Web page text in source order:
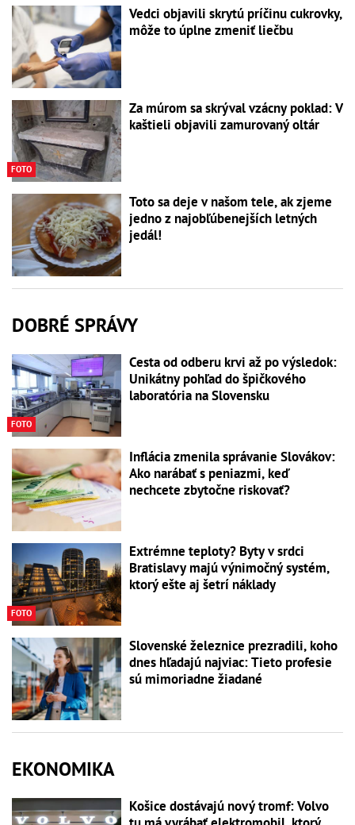
Vedci objavili skrytú príčinu cukrovky,
môže to úplne zmeniť liečbu
FOTO
Za múrom sa skrýval vzácny poklad: V
kaštieli objavili zamurovaný oltár
Toto sa deje v našom tele, ak zjeme
jedno z najobľúbenejších letných
jedál!
DOBRÉ SPRÁVY
FOTO
Cesta od odberu krvi až po výsledok:
Unikátny pohľad do špičkového
laboratória na Slovensku
Inflácia zmenila správanie Slovákov:
Ako narábať s peniazmi, keď
nechcete zbytočne riskovať?
FOTO
Extrémne teploty? Byty v srdci
Bratislavy majú výnimočný systém,
ktorý ešte aj šetrí náklady
Slovenské železnice prezradili, koho
dnes hľadajú najviac: Tieto profesie
sú mimoriadne žiadané
EKONOMIKA
Košice dostávajú nový tromf: Volvo